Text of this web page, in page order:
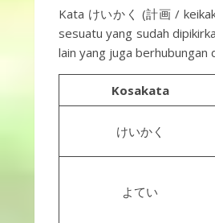
Kata けいかく (計画 /
sesuatu yang sudah
lain yang juga berhubungan
Kosakata
けいかく
よてい